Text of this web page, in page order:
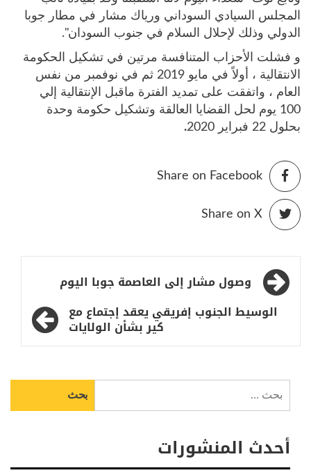
المجلس السيادي السوداني ورياك مشار في مطار جوبا
الدولي وذلك لإحلال السلام في جنوب السودان".
و فشلت الأحزاب المتنافسة مرتين في تشكيل الحكومة
الانتقالية ، أولاً في مايو 2019 ثم في نوفمبر من نفس
العام ، واتفقت على تمديد الفترة ماقبل الإنتقالية إلي
100 يوم لحل القضايا العالقة وتشكيل حكومة وحدة
بحلول 22 فبراير 2020
.
Share on Facebook
Share on X
تصفّح
المقالاتوصول مشار إلى العاصمة جوبا اليوم
الوسيط الجنوب إفريقي يعقد إجتماع مع
كير بشأن الولايات
عن:
أحدث المنشورات